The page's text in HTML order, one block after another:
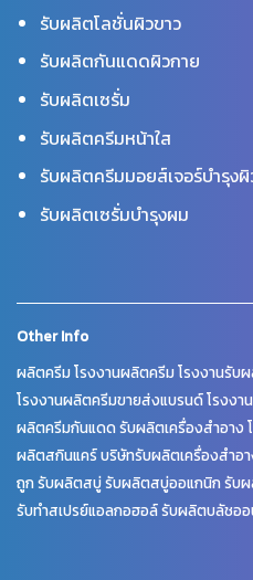
รับผลิตโลชั่นผิวขาว
รับผลิตกันแดดผิวกาย
รับผลิตเซรั่ม
รับผลิตครีมหน้าใส
รับผลิตครีมมอยส์เจอร์บำรุงผิ
รับผลิตเซรั่มบำรุงผม
Other Info
ผลิตครีม โรงงานผลิตครีม โรงงานรับ
โรงงานผลิตครีมขายส่งแบรนด์ โรงง
ผลิตครีมกันแดด รับผลิตเครื่องสำอาง
ผลิตสกินแคร์ บริษัทรับผลิตเครื่องสำอ
ถูก รับผลิตสบู่ รับผลิตสบู่ออแกนิก รับ
รับทำสเปรย์แอลกอฮอล์ รับผลิตบลัชออ